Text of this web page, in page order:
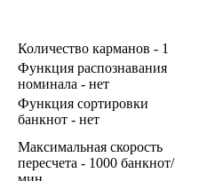
Количество карманов - 1
Функция распознавания
номинала - нет
Функция сортировки
банкнот - нет
Максимальная скорость
пересчета - 1000 банкнот/